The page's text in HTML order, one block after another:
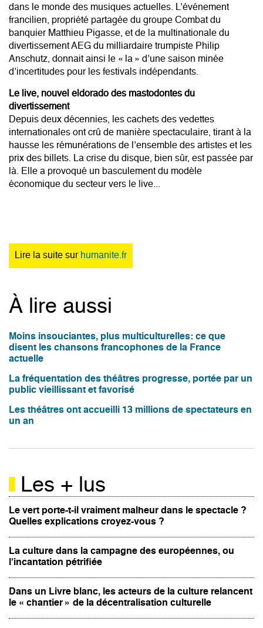
dans le monde des musiques actuelles. L’événement
francilien, propriété partagée du groupe Combat du
banquier Matthieu Pigasse, et de la multinationale du
divertissement AEG du milliardaire trumpiste Philip
Anschutz, donnait ainsi le « la » d’une saison minée
d’incertitudes pour les festivals indépendants.
Le live, nouvel eldorado des mastodontes du
divertissement
Depuis deux décennies, les cachets des vedettes
internationales ont crû de manière spectaculaire, tirant à la
hausse les rémunérations de l’ensemble des artistes et les
prix des billets. La crise du disque, bien sûr, est passée par
là. Elle a provoqué un basculement du modèle
économique du secteur vers le live...
Lire la suite sur humanite.fr
À lire aussi
Moins insouciantes, plus multiculturelles: ce que
disent les chansons francophones de la France
actuelle
La fréquentation des théâtres progresse, portée par un
public vieillissant et favorisé
Les théâtres ont accueilli 13 millions de spectateurs en
un an
Les + lus
Le vert porte-t-il vraiment malheur dans le spectacle ?
Quelles explications croyez-vous ?
La culture dans la campagne des européennes, ou
l’incantation pétrifiée
Dans un Livre blanc, les acteurs de la culture relancent
le « chantier » de la décentralisation culturelle